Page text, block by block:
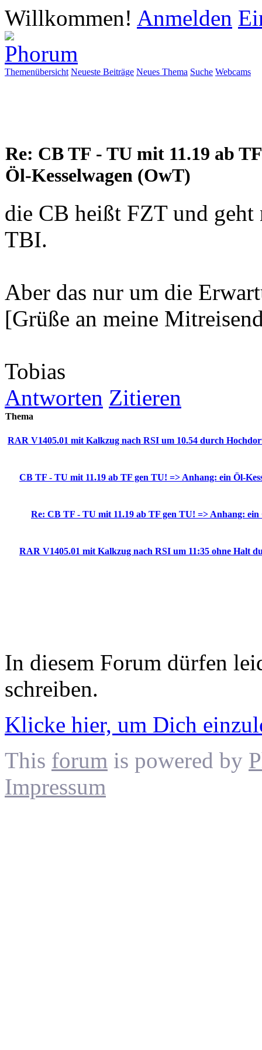
Willkommen! Anmelden
Themenübersicht Neueste Beiträge Neues Thema Suche Webcams
Re: CB TF - TU mit 11.19 ab
Öl-Kesselwagen (OwT)
die CB heißt FZT und geht
TBI.
Aber das nur um die
[Grüße an meine
Tobias
Antworten Zitieren
Thema
RAR V1405.01 mit Kalkzug nach RSI um 10.54 durch
CB TF - TU mit 11.19 ab TF gen TU! => Anhang: ein Öl-
Re: CB TF - TU mit 11.19 ab TF gen TU! => Anhang: ein
RAR V1405.01 mit Kalkzug nach RSI um 11:35 ohne Halt
In diesem Forum dürfen
schreiben.
Klicke hier, um Dich
This forum is powered by
Impressum